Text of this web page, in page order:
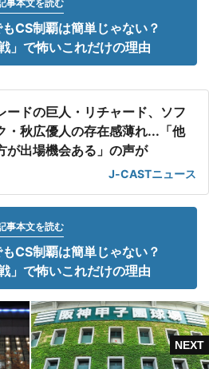
事本文を読む
CS制覇は簡単じゃない？
」で怖いこれだけの理由
ードの巨人・リチャード、ソフ
・秋広優人の存在感薄れ...「他
が出場機会ある」の声が
J-CASTニュース
事本文を読む
CS制覇は簡単じゃない？
」で怖いこれだけの理由